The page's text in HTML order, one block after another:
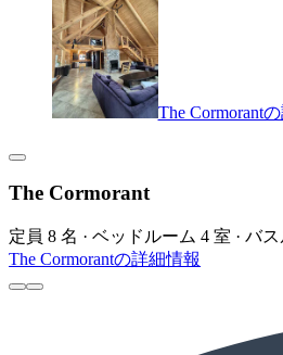
The Cormorant
The Cormorant
定員 8 名 · ベッドルーム 4 室 · バ
The Cormorantの詳細情報